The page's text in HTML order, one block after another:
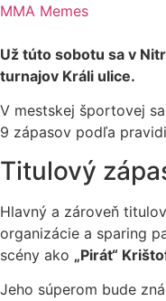
MMA Memes
Už túto sobotu sa v
turnajov Králi ulice.
V mestskej športovej
9 zápasov podľa
Titulový
Hlavný a zároveň
organizácie a sparing
scény ako „Pirát“
Jeho súperom bude